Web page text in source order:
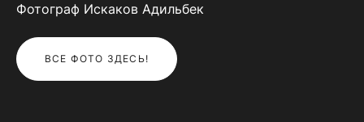
Фотограф Искаков Адильбек
ВСЕ ФОТО ЗДЕСЬ!